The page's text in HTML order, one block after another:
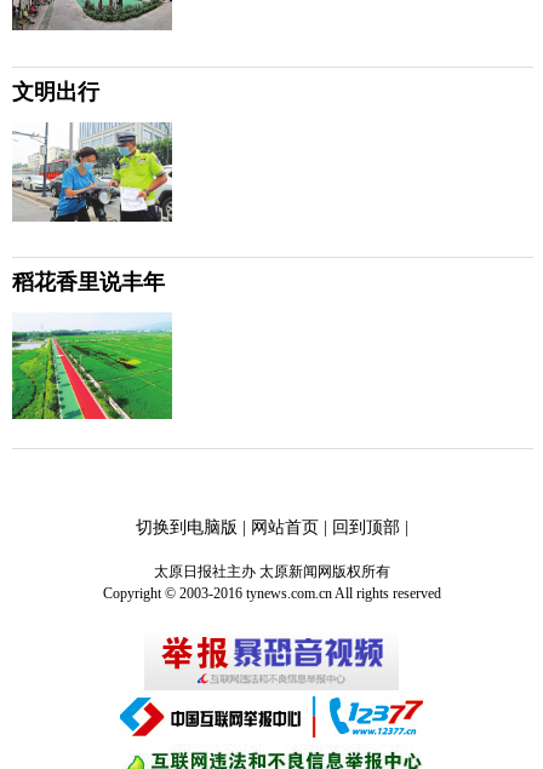
文明出行
稻花香里说丰年
切换到电脑版 | 网站首页| 回到顶部|
太原日报社主办 太原新闻网版权所有
Copyright © 2003-2016 tynews.com.cn All rights reserved